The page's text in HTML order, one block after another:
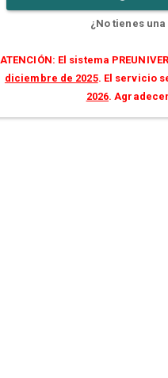
¿No tienes
ATENCIÓN: El sistema
diciembre de 2025. El servicio
2026.